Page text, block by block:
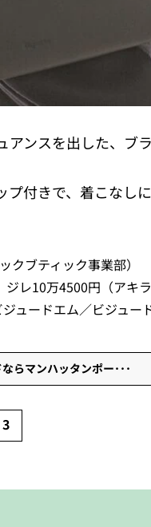
ンスを出した、ブ
付きで、着こなし
クブティック事業部）
レ10万4500円（ア
ードエム／ビジュー
らマンハッタンポー･･･
3